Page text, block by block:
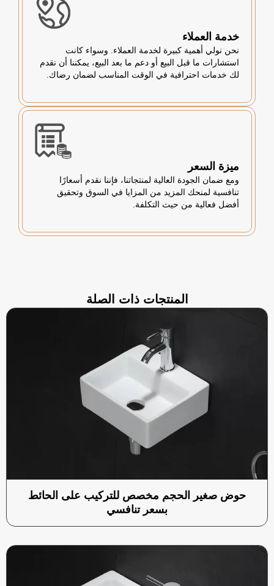
خدمة العملاء
نحن نولي أهمية كبيرة لخدمة العملاء. وسواء كانت
استشارات ما قبل البيع أو دعم ما بعد البيع، يمكننا أن نقدم
لك خدمات احترافية في الوقت المناسب لضمان رضاك.
ميزة السعر
ومع ضمان الجودة العالية لمنتجاتنا، فإننا نقدم أسعارًا
تنافسية لمنحك المزيد من المزايا في السوق وتحقيق
أفضل فعالية من حيث التكلفة.
المنتجات ذات الصلة
حوض صغير الحجم مخصص للتركيب على الحائط
بسعر تنافسي